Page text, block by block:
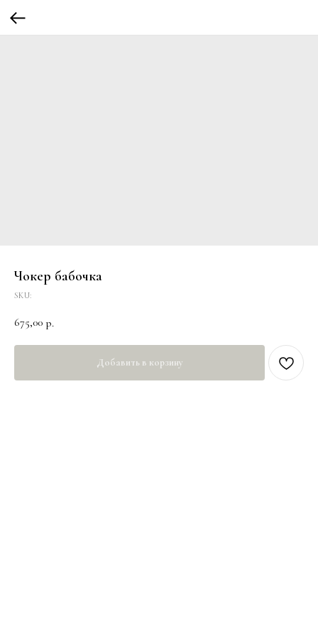
Чокер бабочка
SKU:
675,00 р.
Добавить в корзину